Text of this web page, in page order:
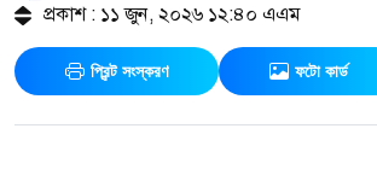
প্রকাশ : ১১ জুন, ২০২৬ ১২:৪০ এএম
প্রিন্ট সংস্করণ ফটো কার্ড